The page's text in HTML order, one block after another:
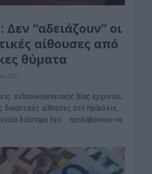
Δεν “αδειάζουν” οι
αίθουσες από
θύματα
2021
ενδοοικογενειακής βίας έρχονται,
δικαστικές αίθουσες στο Ηράκλειο,
διάστημα δεν … προλαβαίνουν να